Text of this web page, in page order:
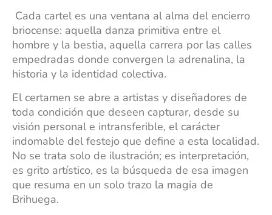
Cada cartel es una ventana al alma del encierro
briocense: aquella danza primitiva entre el
hombre y la bestia, aquella carrera por las calles
empedradas donde convergen la adrenalina, la
historia y la identidad colectiva.
El certamen se abre a artistas y diseñadores de
toda condición que deseen capturar, desde su
visión personal e intransferible, el carácter
indomable del festejo que define a esta localidad.
No se trata solo de ilustración; es interpretación,
es grito artístico, es la búsqueda de esa imagen
que resuma en un solo trazo la magia de
Brihuega.